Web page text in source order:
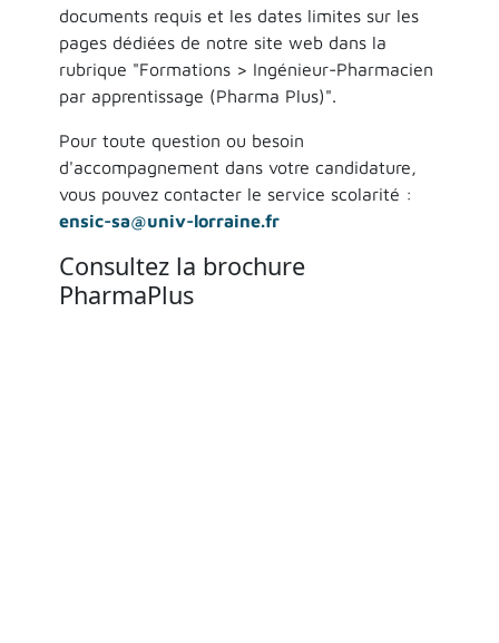
documents requis et les dates limites sur les
pages dédiées de notre site web dans la
rubrique "Formations > Ingénieur-Pharmacien
par apprentissage (Pharma Plus)".
Pour toute question ou besoin
d'accompagnement dans votre candidature,
vous pouvez contacter le service scolarité :
ensic-sa@univ-lorraine.fr
Consultez la brochure
PharmaPlus